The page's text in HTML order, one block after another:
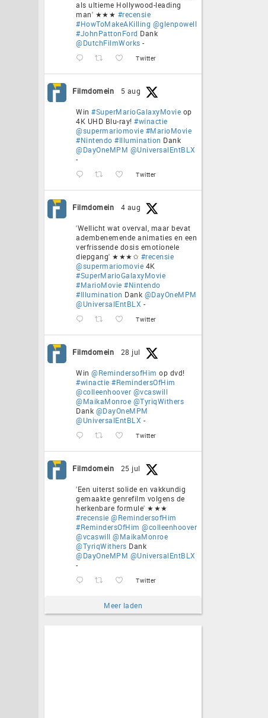
als ultieme Hollywood-leading
man' ★★★ #recensie
#HowToMakeAKilling @glenpowell
#JohnPattonFord Dank
@DutchFilmWorks -
Twitter
Filmdomein 5 aug
Win #SuperMarioGalaxyMovie op
4K UHD Blu-ray! #winactie
@supermariomovie #MarioMovie
#Nintendo #Illumination Dank
@DayOneMPM @UniversalEntBLX
-
Twitter
Filmdomein 4 aug
'Wellicht wat overval, maar bevat
adembenemende animaties en een
verfrissende dosis emotionele
diepgang' ★★★✩ #recensie
@supermariomovie 4K
#SuperMarioGalaxyMovie
#MarioMovie #Nintendo
#Illumination Dank @DayOneMPM
@UniversalEntBLX -
Twitter
Filmdomein 28 jul
Win @RemindersofHim op dvd!
#winactie #RemindersOfHim
@colleenhoover @vcaswill
@MaikaMonroe @TyriqWithers
Dank @DayOneMPM
@UniversalEntBLX -
Twitter
Filmdomein 25 jul
'Een uiterst solide en vakkundig
gemaakte genrefilm volgens de
herkenbare formule' ★★★
#recensie @RemindersofHim
#RemindersOfHim @colleenhoover
@vcaswill @MaikaMonroe
@TyriqWithers Dank
@DayOneMPM @UniversalEntBLX
-
Twitter
Meer laden